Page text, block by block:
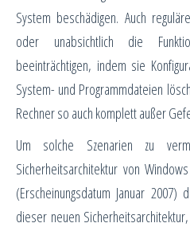
System beschädigen. Auch
oder unabsichtlich die
beeinträchtigen, indem sie
System- und Programmdateien
Rechner so auch komplett außer
Um solche Szenarien zu
Sicherheitsarchitektur von
(Erscheinungsdatum Januar
dieser neuen